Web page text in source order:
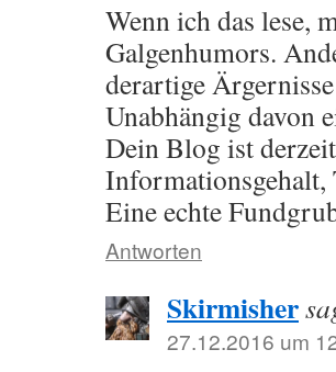
Wenn ich das lese,
Galgenhumors.
derartige
Unabhängig davon
Dein Blog ist
Informationsgehalt,
Eine echte
Antworten
Skirmisher
27.12.2016 um